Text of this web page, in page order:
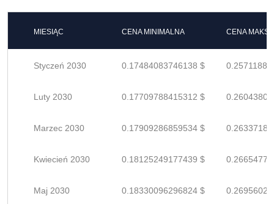
MIESIĄC CENA MINIMALNA CENA
Styczeń 2030 0.17484083746138 $
Luty 2030 0.17709788415312 $
Marzec 2030 0.17909286859534 $
Kwiecień 2030 0.18125249177439 $
Maj 2030 0.18330096296824 $